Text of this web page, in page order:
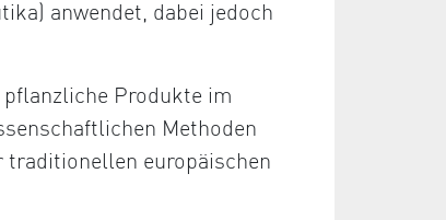
anwendet, dabei jedoch
Produkte im
Methoden
europäischen